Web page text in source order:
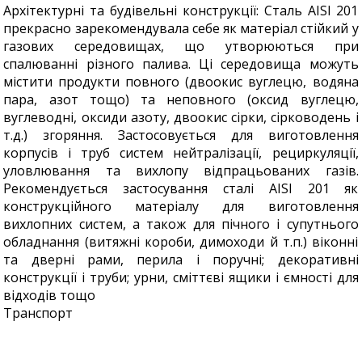
Архітектурні та будівельні конструкції: Сталь AISI 201
прекрасно зарекомендувала себе як матеріал стійкий у
газових середовищах, що утворюються при
спалюванні різного палива. Ці середовища можуть
містити продукти повного (двоокис вуглецю, водяна
пара, азот тощо) та неповного (оксид вуглецю,
вуглеводні, оксиди азоту, двоокис сірки, сірководень і
т.д.) згоряння. Застосовується для виготовлення
корпусів і труб систем нейтралізації, рециркуляції,
уловлювання та вихлопу відпрацьованих газів.
Рекомендується застосування сталі AISI 201 як
конструкційного матеріалу для виготовлення
вихлопних систем, а також для пічного і супутнього
обладнання (витяжні короби, димоходи й т.п.) віконні
та дверні рами, перила і поручні; декоративні
конструкції і труби; урни, сміттєві ящики і ємності для
відходів тощо
Транспорт